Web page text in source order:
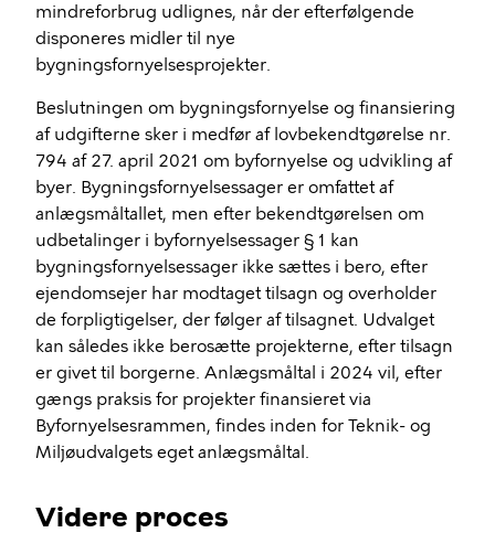
mindreforbrug udlignes, når der efterfølgende
disponeres midler til nye
bygningsfornyelsesprojekter.
Beslutningen om bygningsfornyelse og finansiering
af udgifterne sker i medfør af lovbekendtgørelse nr.
794 af 27. april 2021 om byfornyelse og udvikling af
byer. Bygningsfornyelsessager er omfattet af
anlægsmåltallet, men efter bekendtgørelsen om
udbetalinger i byfornyelsessager § 1 kan
bygningsfornyelsessager ikke sættes i bero, efter
ejendomsejer har modtaget tilsagn og overholder
de forpligtigelser, der følger af tilsagnet. Udvalget
kan således ikke berosætte projekterne, efter tilsagn
er givet til borgerne. Anlægsmåltal i 2024 vil, efter
gængs praksis for projekter finansieret via
Byfornyelsesrammen, findes inden for Teknik- og
Miljøudvalgets eget anlægsmåltal.
Videre proces